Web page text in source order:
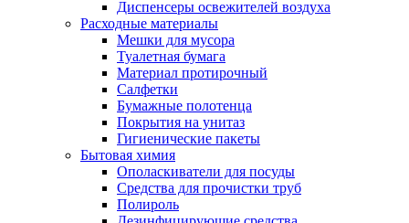
Диспенсеры освежителей воздуха
Расходные материалы
Мешки для мусора
Туалетная бумага
Материал протирочный
Салфетки
Бумажные полотенца
Покрытия на унитаз
Гигиенические пакеты
Бытовая химия
Ополаскиватели для посуды
Средства для прочистки труб
Полироль